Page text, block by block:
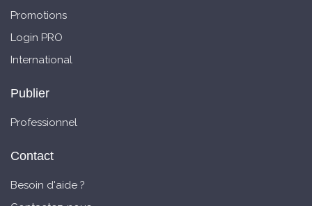
Promotions
Login PRO
International
Publier
Professionnel
Contact
Besoin d'aide ?